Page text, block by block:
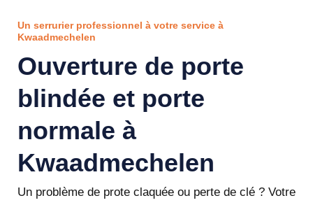
Un serrurier professionnel à votre service à
Kwaadmechelen
Ouverture de porte
blindée et porte
normale à
Kwaadmechelen
Un problème de prote claquée ou perte de clé ? Votre